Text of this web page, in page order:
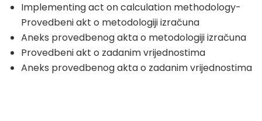
Implementing act on calculation methodology-
Provedbeni akt o metodologiji izračuna
Aneks provedbenog akta o metodologiji izračuna
Provedbeni akt o zadanim vrijednostima
Aneks provedbenog akta o zadanim vrijednostima